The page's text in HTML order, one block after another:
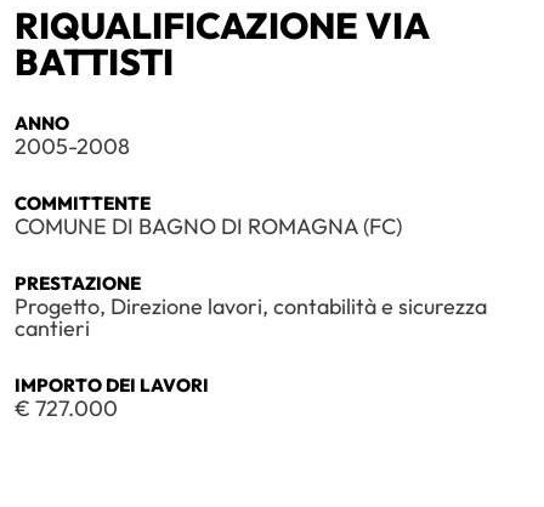
RIQUALIFICAZIONE VIA
BATTISTI
ANNO
2005-2008
COMMITTENTE
COMUNE DI BAGNO DI ROMAGNA (FC)
PRESTAZIONE
Progetto, Direzione lavori, contabilità e sicurezza
cantieri
IMPORTO DEI LAVORI
€ 727.000